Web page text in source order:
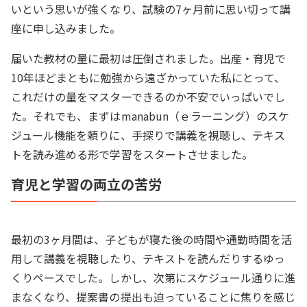
いという思いが強くなり、試験の7ヶ月前に思い切って講
座に申し込みました。
届いた教材の量に最初は圧倒されました。出産・育児で
10年ほどまともに勉強から遠ざかっていた私にとって、
これだけの量をマスターできるのか不安でいっぱいでし
た。それでも、まずはmanabun（ｅラーニング）のスケ
ジュール機能を頼りに、手探りで講義を視聴し、テキス
トを読み進める形で学習をスタートさせました。
育児と学習の両立の苦労
最初の3ヶ月間は、子どもが寝た後の時間や通勤時間を活
用して講義を視聴したり、テキストを読んだりするゆっ
くりペースでした。しかし、次第にスケジュール通りに進
まなくなり、提案書の提出も迫っていることに焦りを感じ